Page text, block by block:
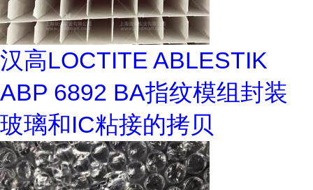
汉高LOCTITE ABLESTIK
ABP 6892 BA指纹模组封装
玻璃和IC粘接的拷贝